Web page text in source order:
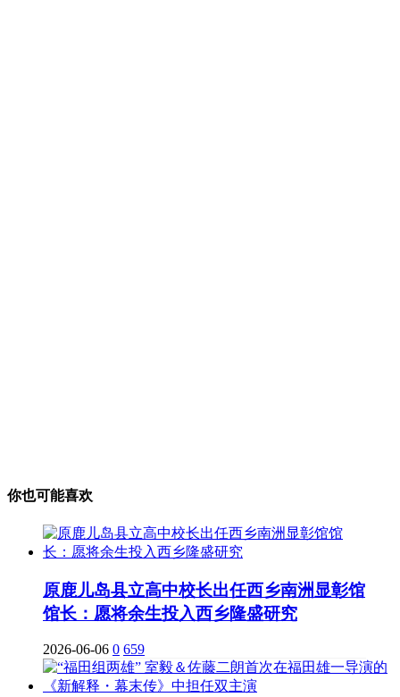
你也可能喜欢
原鹿儿岛县立高中校长出任西乡南洲显彰馆
馆长：愿将余生投入西乡隆盛研究
2026-06-06 0 659